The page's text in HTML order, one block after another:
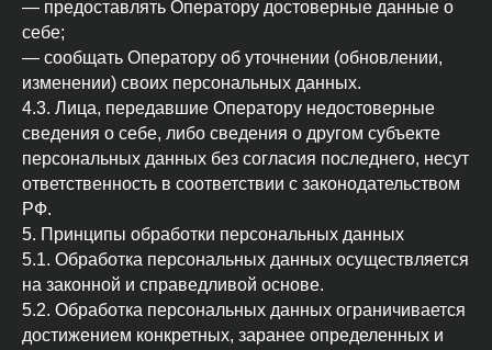
— предоставлять Оператору достоверные данные о
себе;
— сообщать Оператору об уточнении (обновлении,
изменении) своих персональных данных.
4.3. Лица, передавшие Оператору недостоверные
сведения о себе, либо сведения о другом субъекте
персональных данных без согласия последнего, несут
ответственность в соответствии с законодательством
РФ.
5. Принципы обработки персональных данных
5.1. Обработка персональных данных осуществляется
на законной и справедливой основе.
5.2. Обработка персональных данных ограничивается
достижением конкретных, заранее определенных и